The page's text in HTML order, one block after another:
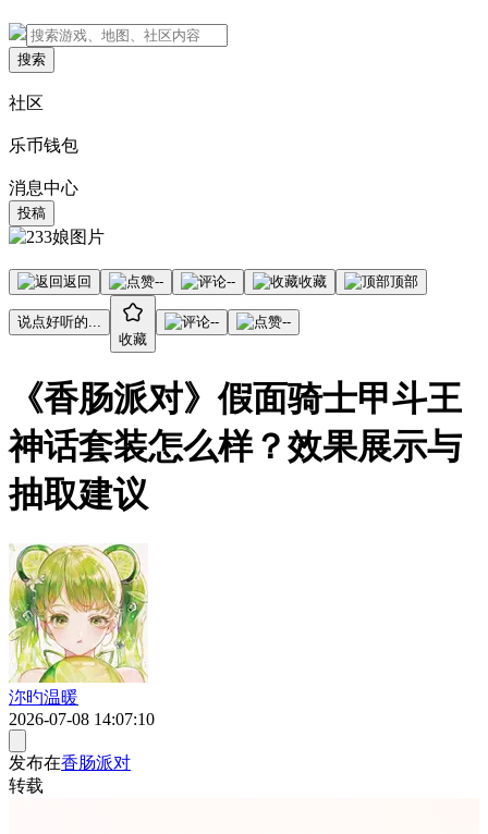
搜索
社区
乐币钱包
消息中心
投稿
返回 -- -- 收藏 顶部
说点好听的...
收藏
-- --
《香肠派对》假面骑士甲斗王
神话套装怎么样？效果展示与
抽取建议
沵旳温暖
2026-07-08 14:07:10
发布在香肠派对
转载